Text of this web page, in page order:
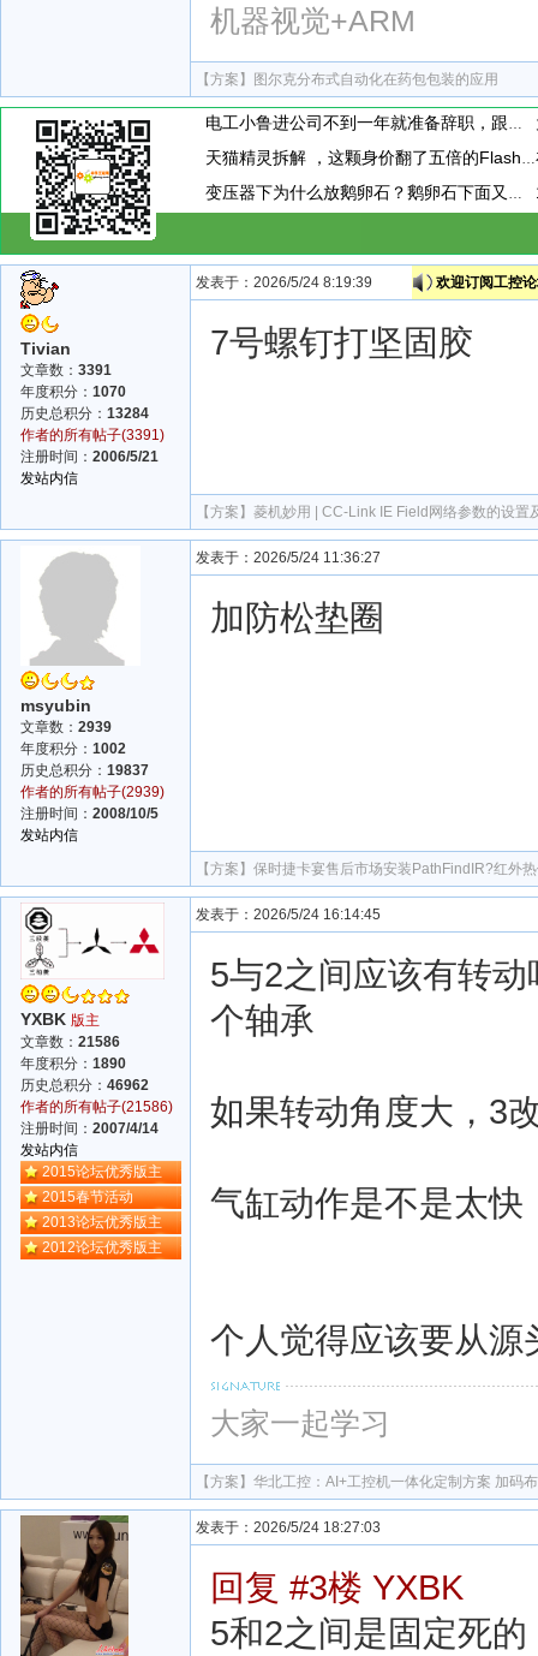
机器视觉+ARM
【方案】 图尔克分布式自动化在药包包装的应用
Tivian
文章数： 3391
年度积分： 1070
历史总积分： 13284
作者的所有帖子(3391)
注册时间： 2006/5/21
发站内信
发表于：2026/5/24 8:19:39 欢迎订阅工控
7号螺钉打坚固胶
【方案】 菱机妙用 | CC-Link IE Field网络参数的设置
msyubin
文章数： 2939
年度积分： 1002
历史总积分： 19837
作者的所有帖子(2939)
注册时间： 2008/10/5
发站内信
发表于：2026/5/24 11:36:27
加防松垫圈
【方案】 保时捷卡宴售后市场安装PathFindIR?红外
YXBK 版主
文章数： 21586
年度积分： 1890
历史总积分： 46962
作者的所有帖子(21586)
注册时间： 2007/4/14
发站内信
2015论坛优秀版主
2015春节活动
2013论坛优秀版主
2012论坛优秀版主
发表于：2026/5/24 16:14:45
5与2之间应该有转
个轴承
如果转动角度大，3
气缸动作是不是太
个人觉得应该要从源
大家一起学习
【方案】 华北工控：AI+工控机一体化定制方案 加码
发表于：2026/5/24 18:27:03
回复 #3楼 YXBK
5和2之间是固定死